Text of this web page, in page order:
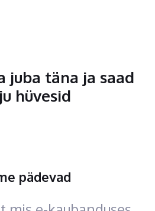
juba täna ja saad
hüvesid
pädevad